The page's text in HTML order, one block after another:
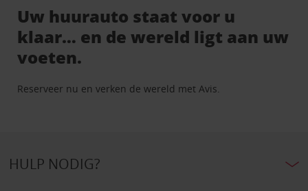
Uw huurauto staat voor u
klaar… en de wereld ligt aan uw
voeten.
Reserveer nu en verken de wereld met Avis.
HULP NODIG?